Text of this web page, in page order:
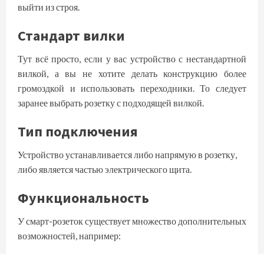
выйти из строя.
Стандарт вилки
Тут всё просто, если у вас устройство с нестандартной
вилкой, а вы не хотите делать конструкцию более
громоздкой и использовать переходники. То следует
заранее выбрать розетку с подходящей вилкой.
Тип подключения
Устройство устанавливается либо напрямую в розетку,
либо является частью электрического щита.
Функциональность
У смарт-розеток существует множество дополнительных
возможностей, например: